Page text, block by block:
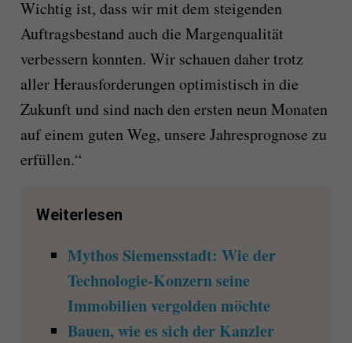
Wichtig ist, dass wir mit dem steigenden
Auftragsbestand auch die Margenqualität
verbessern konnten. Wir schauen daher trotz
aller Herausforderungen optimistisch in die
Zukunft und sind nach den ersten neun Monaten
auf einem guten Weg, unsere Jahresprognose zu
erfüllen.“
Weiterlesen
Mythos Siemensstadt: Wie der
Technologie-Konzern seine
Immobilien vergolden möchte
Bauen, wie es sich der Kanzler